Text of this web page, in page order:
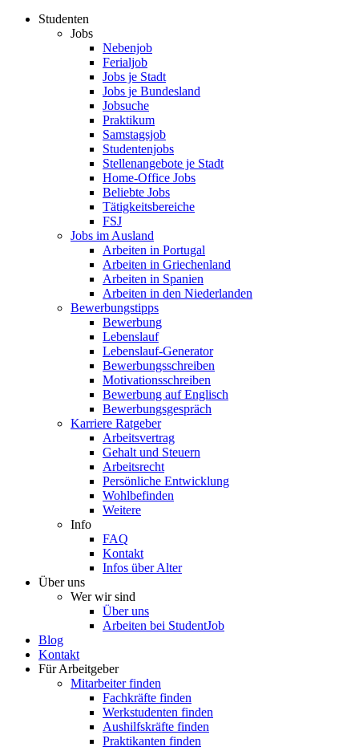
Studenten
Jobs
Nebenjob
Ferialjob
Jobs je Stadt
Jobs je Bundesland
Jobsuche
Praktikum
Samstagsjob
Studentenjobs
Stellenangebote je Stadt
Home-Office Jobs
Beliebte Jobs
Tätigkeitsbereiche
FSJ
Jobs im Ausland
Arbeiten in Portugal
Arbeiten in Griechenland
Arbeiten in Spanien
Arbeiten in den Niederlanden
Bewerbungstipps
Bewerbung
Lebenslauf
Lebenslauf-Generator
Bewerbungsschreiben
Motivationsschreiben
Bewerbung auf Englisch
Bewerbungsgespräch
Karriere Ratgeber
Arbeitsvertrag
Gehalt und Steuern
Arbeitsrecht
Persönliche Entwicklung
Wohlbefinden
Weitere
Info
FAQ
Kontakt
Infos über Alter
Über uns
Wer wir sind
Über uns
Arbeiten bei StudentJob
Blog
Kontakt
Für Arbeitgeber
Mitarbeiter finden
Fachkräfte finden
Werkstudenten finden
Aushilfskräfte finden
Praktikanten finden